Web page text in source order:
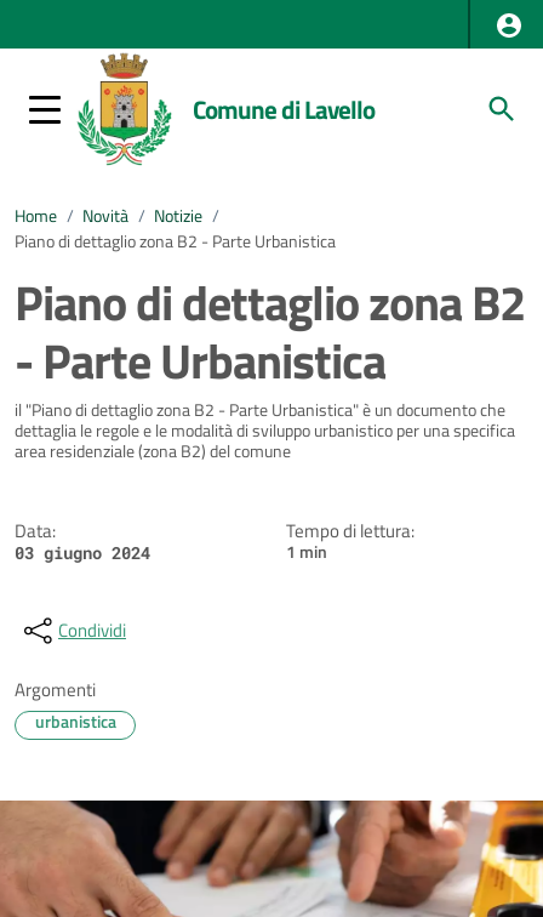
Comune di Lavello
Home / Novità / Notizie /
Piano di dettaglio zona B2 - Parte Urbanistica
Piano di dettaglio zona B2
- Parte Urbanistica
Dettagli della notizia
il "Piano di dettaglio zona B2 - Parte Urbanistica" è un documento che
dettaglia le regole e le modalità di sviluppo urbanistico per una specifica
area residenziale (zona B2) del comune
Data:
03 giugno 2024
Tempo di lettura:
1 min
Condividi
Argomenti
urbanistica